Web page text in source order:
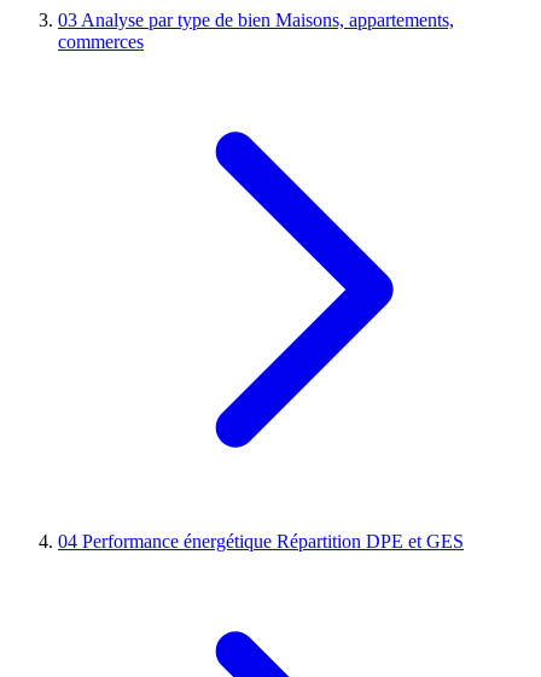
03 Analyse par type de bien Maisons, appartements,
commerces
04 Performance énergétique Répartition DPE et GES